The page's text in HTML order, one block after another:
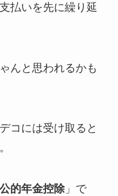
払いを先に繰り延
んと思われるかも
コには受け取ると
公的年金控除」で